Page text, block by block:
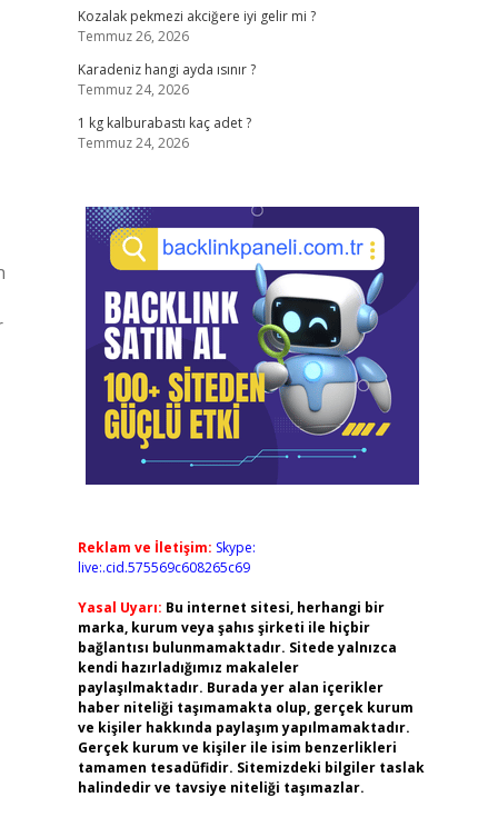
Kozalak pekmezi akciğere iyi gelir mi ?
Temmuz 26, 2026
Karadeniz hangi ayda ısınır ?
Temmuz 24, 2026
1 kg kalburabastı kaç adet ?
Temmuz 24, 2026
Reklam ve İletişim: Skype:
live:.cid.575569c608265c69
Yasal Uyarı: Bu internet sitesi, herhangi bir
marka, kurum veya şahıs şirketi ile hiçbir
bağlantısı bulunmamaktadır. Sitede yalnızca
kendi hazırladığımız makaleler
paylaşılmaktadır. Burada yer alan içerikler
haber niteliği taşımamakta olup, gerçek kurum
ve kişiler hakkında paylaşım yapılmamaktadır.
Gerçek kurum ve kişiler ile isim benzerlikleri
tamamen tesadüfidir. Sitemizdeki bilgiler taslak
halindedir ve tavsiye niteliği taşımazlar.